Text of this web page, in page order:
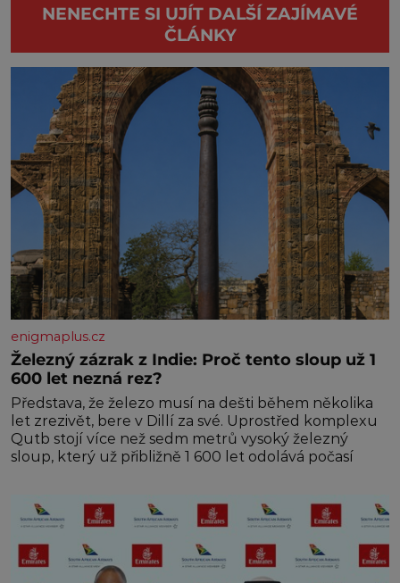
NENECHTE SI UJÍT DALŠÍ ZAJÍMAVÉ
ČLÁNKY
enigmaplus.cz
Železný zázrak z Indie: Proč tento sloup už 1
600 let nezná rez?
Představa, že železo musí na dešti během několika
let zrezivět, bere v Dillí za své. Uprostřed komplexu
Qutb stojí více než sedm metrů vysoký železný
sloup, který už přibližně 1 600 let odolává počasí